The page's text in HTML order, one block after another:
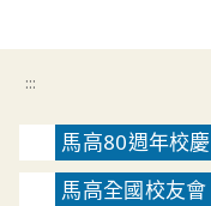
:::
馬高80週年校慶
馬高全國校友會